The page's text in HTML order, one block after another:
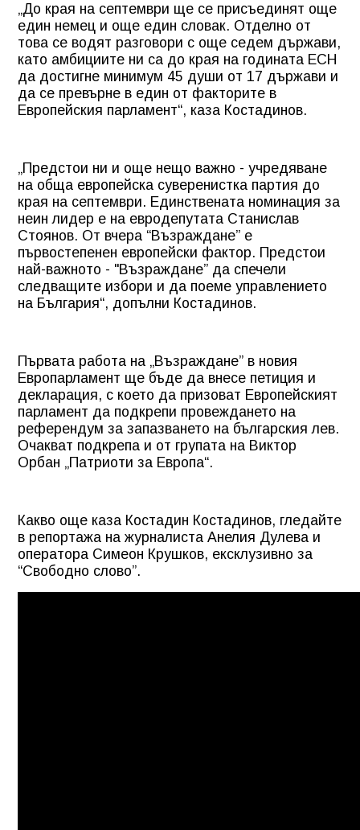
„До края на септември ще се присъединят още
един немец и още един словак. Отделно от
това се водят разговори с още седем държави,
като амбициите ни са до края на годината ЕСН
да достигне минимум 45 души от 17 държави и
да се превърне в един от факторите в
Европейския парламент“, каза Костадинов.
„Предстои ни и още нещо важно - учредяване
на обща европейска суверенистка партия до
края на септември. Единствената номинация за
неин лидер е на евродепутата Станислав
Стоянов. От вчера “Възраждане” е
първостепенен европейски фактор. Предстои
най-важното - "Възраждане” да спечели
следващите избори и да поеме управлението
на България“, допълни Костадинов.
Първата работа на „Възраждане” в новия
Европарламент ще бъде да внесе петиция и
декларация, с което да призоват Европейският
парламент да подкрепи провеждането на
референдум за запазването на българския лев.
Очакват подкрепа и от групата на Виктор
Орбан „Патриоти за Европа“.
Какво още каза Костадин Костадинов, гледайте
в репортажа на журналиста Анелия Дулева и
оператора Симеон Крушков, ексклузивно за
“Свободно слово”.